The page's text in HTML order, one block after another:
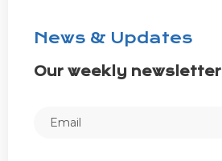
News & Updates
Our weekly newsletter